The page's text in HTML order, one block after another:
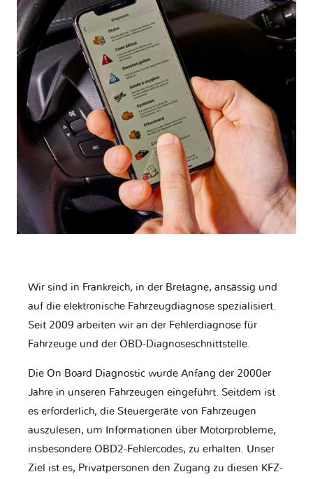
Wir sind in Frankreich, in der Bretagne, ansässig und
auf die elektronische Fahrzeugdiagnose spezialisiert.
Seit 2009 arbeiten wir an der Fehlerdiagnose für
Fahrzeuge und der OBD-Diagnoseschnittstelle.
Die On Board Diagnostic wurde Anfang der 2000er
Jahre in unseren Fahrzeugen eingeführt. Seitdem ist
es erforderlich, die Steuergeräte von Fahrzeugen
auszulesen, um Informationen über Motorprobleme,
insbesondere OBD2-Fehlercodes, zu erhalten. Unser
Ziel ist es, Privatpersonen den Zugang zu diesen KFZ-